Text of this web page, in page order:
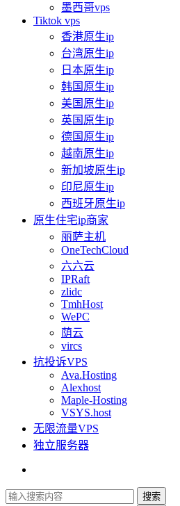
墨西哥vps
Tiktok vps
香港原生ip
台湾原生ip
日本原生ip
韩国原生ip
美国原生ip
英国原生ip
德国原生ip
越南原生ip
新加坡原生ip
印尼原生ip
西班牙原生ip
原生住宅ip商家
丽萨主机
OneTechCloud
六六云
IPRaft
zlidc
TmhHost
WePC
荫云
vircs
抗投诉VPS
Ava.Hosting
Alexhost
Maple-Hosting
VSYS.host
无限流量VPS
独立服务器